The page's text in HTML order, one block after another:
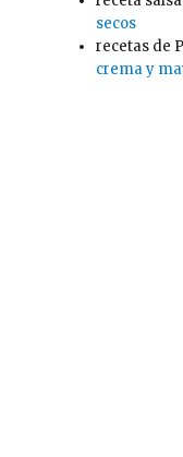
secos
recetas de
crema y